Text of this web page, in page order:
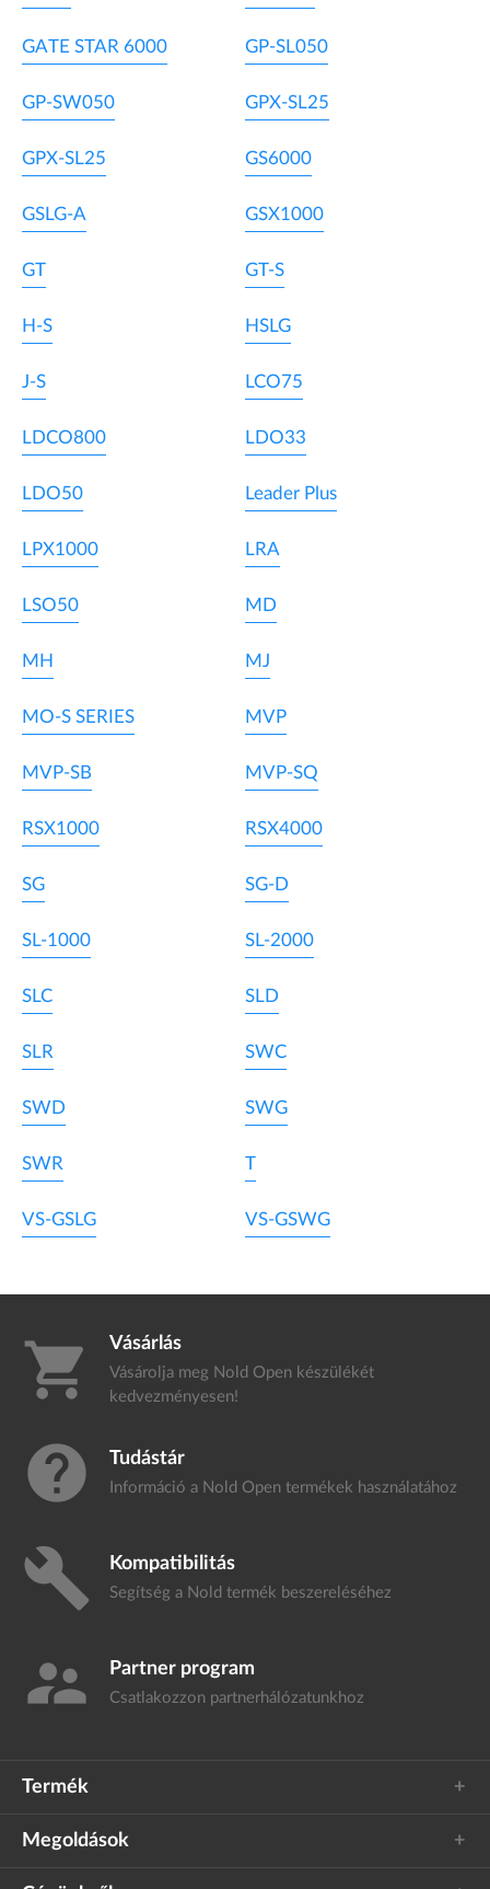
GATE STAR 6000 GP-SL050
GP-SW050 GPX-SL25
GPX-SL25 GS6000
GSLG-A GSX1000
GT GT-S
H-S HSLG
J-S LCO75
LDCO800 LDO33
LDO50 Leader Plus
LPX1000 LRA
LSO50 MD
MH MJ
MO-S SERIES MVP
MVP-SB MVP-SQ
RSX1000 RSX4000
SG SG-D
SL-1000 SL-2000
SLC SLD
SLR SWC
SWD SWG
SWR T
VS-GSLG VS-GSWG
shopping_cart Vásárlás
Vásárolja meg Nold Open készülékét
kedvezményesen!
help Tudástár
Információ a Nold Open termékek használatához
build Kompatibilitás
Segítség a Nold termék beszereléséhez
supervisor_account Partner program
Csatlakozzon partnerhálózatunkhoz
Termék
Megoldások